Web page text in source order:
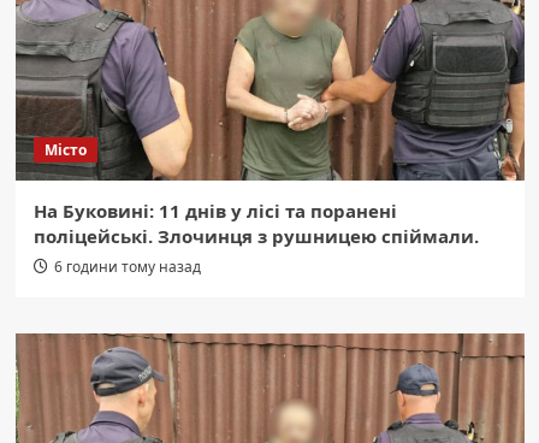
Місто
На Буковині: 11 днів у лісі та поранені
поліцейські. Злочинця з рушницею спіймали.
6 години тому назад